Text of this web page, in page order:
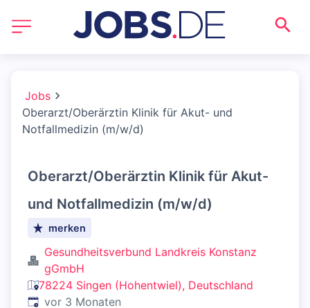
Jobs
Oberarzt/Oberärztin Klinik für Akut- und
Notfallmedizin (m/w/d)
Oberarzt/Oberärztin Klinik für Akut-
und Notfallmedizin (m/w/d)
merken
Gesundheitsverbund Landkreis Konstanz
gGmbH
78224 Singen (Hohentwiel), Deutschland
Veröffentlicht:
vor 3 Monaten